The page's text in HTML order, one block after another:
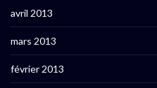
avril 2013
mars 2013
février 2013